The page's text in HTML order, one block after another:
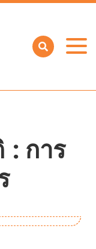
Open
: การ